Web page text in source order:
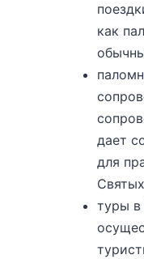
как
дает
для
туры в